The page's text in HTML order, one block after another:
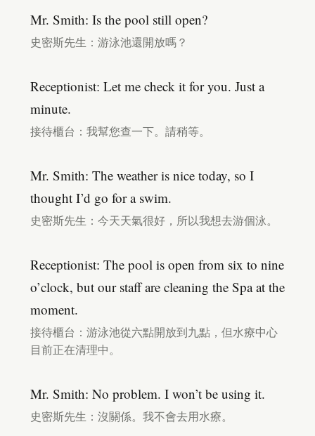
Mr. Smith: Is the pool still open?
史密斯先生：游泳池還開放嗎？
Receptionist: Let me check it for you. Just a
minute.
接待櫃台：我幫您查一下。請稍等。
Mr. Smith: The weather is nice today, so I
thought I’d go for a swim.
史密斯先生：今天天氣很好，所以我想去游個泳。
Receptionist: The pool is open from six to nine
o’clock, but our staff are cleaning the Spa at the
moment.
接待櫃台：游泳池從六點開放到九點，但水療中心
目前正在清理中。
Mr. Smith: No problem. I won’t be using it.
史密斯先生：沒關係。我不會去用水療。